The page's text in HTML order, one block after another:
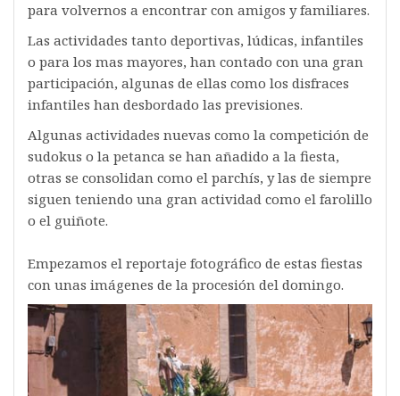
para volvernos a encontrar con amigos y familiares.
Las actividades tanto deportivas, lúdicas, infantiles
o para los mas mayores, han contado con una gran
participación, algunas de ellas como los disfraces
infantiles han desbordado las previsiones.
Algunas actividades nuevas como la competición de
sudokus o la petanca se han añadido a la fiesta,
otras se consolidan como el parchís, y las de siempre
siguen teniendo una gran actividad como el farolillo
o el guiñote.
Empezamos el reportaje fotográfico de estas fiestas
con unas imágenes de la procesión del domingo.